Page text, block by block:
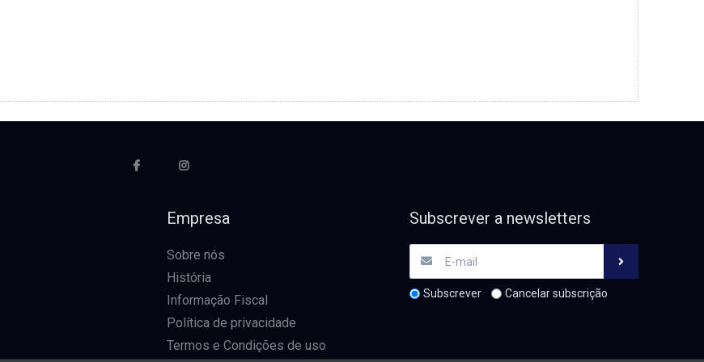
Empresa
Sobre nós
História
Informação Fiscal
Política de privacidade
Termos e Condições de uso
Subscrever a newsletters
Subscrever Cancelar subscrição